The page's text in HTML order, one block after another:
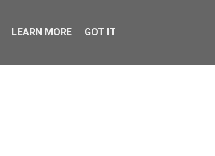
LEARN MORE GOT IT